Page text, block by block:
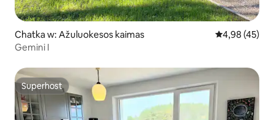
Chatka w: Ažuluokesos kaimas Średnia
4,98 (45)
Gemini I
Superhost
Superhost